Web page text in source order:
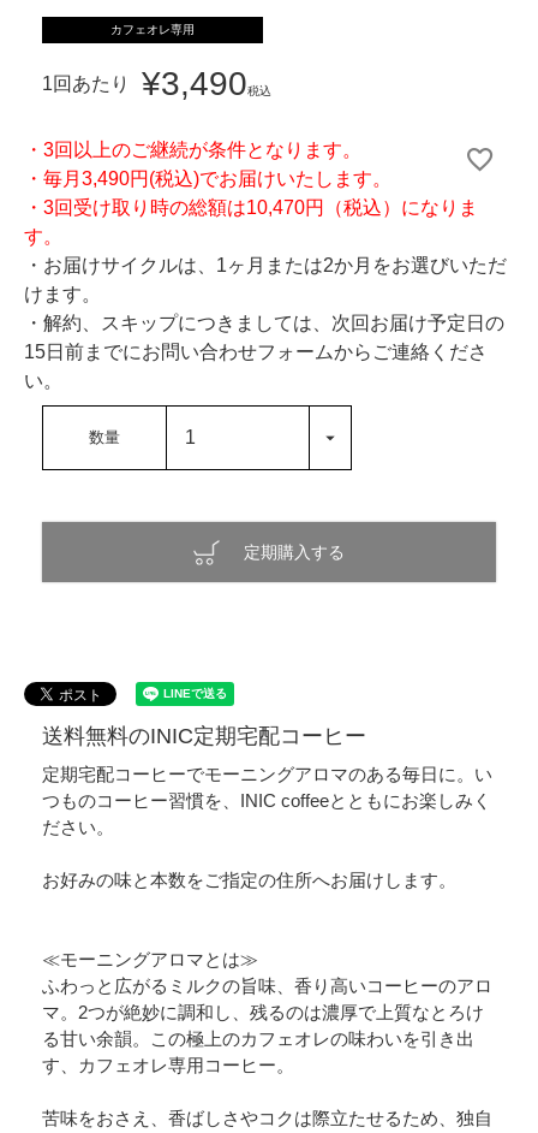
カフェオレ専用
1回あたり ¥3,490税込
・3回以上のご継続が条件となります。
・毎月3,490円(税込)でお届けいたします。
・3回受け取り時の総額は10,470円（税込）になりま
す。
・お届けサイクルは、1ヶ月または2か月をお選びいただ
けます。
・解約、スキップにつきましては、次回お届け予定日の
15日前までにお問い合わせフォームからご連絡くださ
い。
定期購入する
送料無料のINIC定期宅配コーヒー
定期宅配コーヒーでモーニングアロマのある毎日に。い
つものコーヒー習慣を、INIC coffeeとともにお楽しみく
ださい。
お好みの味と本数をご指定の住所へお届けします。
≪モーニングアロマとは≫
ふわっと広がるミルクの旨味、香り高いコーヒーのアロ
マ。2つが絶妙に調和し、残るのは濃厚で上質なとろけ
る甘い余韻。この極上のカフェオレの味わいを引き出
す、カフェオレ専用コーヒー。
苦味をおさえ、香ばしさやコクは際立たせるため、独自